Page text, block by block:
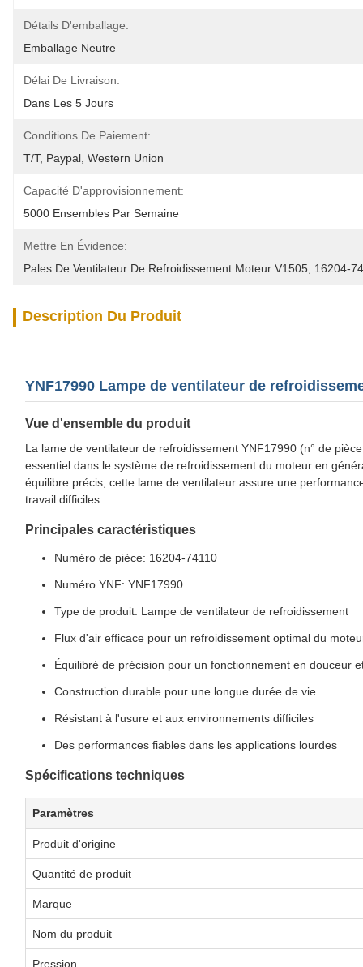
Détails D'emballage:
Emballage Neutre
Délai De Livraison:
Dans Les 5 Jours
Conditions De Paiement:
T/T, Paypal, Western Union
Capacité D'approvisionnement:
5000 Ensembles Par Semaine
Mettre En Évidence:
Pales De Ventilateur De Refroidissement Moteur V1505 16204-
Description Du Produit
YNF17990 Lampe de ventilateur de
Vue d'ensemble du produit
La lame de ventilateur de refroidissement YNF17990 (n° de
essentiel dans le système de refroidissement du moteur en
équilibre précis, cette lame de ventilateur assure une
travail difficiles.
Principales caractéristiques
Numéro de pièce: 16204-74110
Numéro YNF: YNF17990
Type de produit: Lampe de ventilateur de refroidissement
Flux d'air efficace pour un refroidissement optimal du
Équilibré de précision pour un fonctionnement en douceur
Construction durable pour une longue durée de vie
Résistant à l'usure et aux environnements difficiles
Des performances fiables dans les applications lourdes
Spécifications techniques
Paramètres
Produit d'origine
Quantité de produit
Marque
Nom du produit
Pression